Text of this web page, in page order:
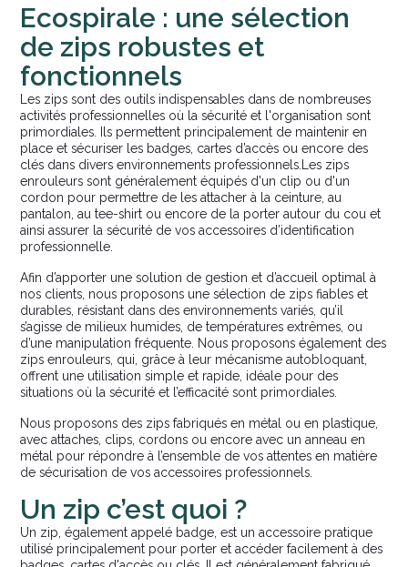
Ecospirale : une sélection
de zips robustes et
fonctionnels
Les zips sont des outils indispensables dans de nombreuses
activités professionnelles où la sécurité et l'organisation sont
primordiales. Ils permettent principalement de maintenir en
place et sécuriser les badges, cartes d’accès ou encore des
clés dans divers environnements professionnels.Les zips
enrouleurs sont généralement équipés d'un clip ou d'un
cordon pour permettre de les attacher à la ceinture, au
pantalon, au tee-shirt ou encore de la porter autour du cou et
ainsi assurer la sécurité de vos accessoires d’identification
professionnelle.
Afin d’apporter une solution de gestion et d’accueil optimal à
nos clients, nous proposons une sélection de zips fiables et
durables, résistant dans des environnements variés, qu’il
s’agisse de milieux humides, de températures extrêmes, ou
d’une manipulation fréquente. Nous proposons également des
zips enrouleurs, qui, grâce à leur mécanisme autobloquant,
offrent une utilisation simple et rapide, idéale pour des
situations où la sécurité et l’efficacité sont primordiales.
Nous proposons des zips fabriqués en métal ou en plastique,
avec attaches, clips, cordons ou encore avec un anneau en
métal pour répondre à l’ensemble de vos attentes en matière
de sécurisation de vos accessoires professionnels.
Un zip c’est quoi ?
Un zip, également appelé badge, est un accessoire pratique
utilisé principalement pour porter et accéder facilement à des